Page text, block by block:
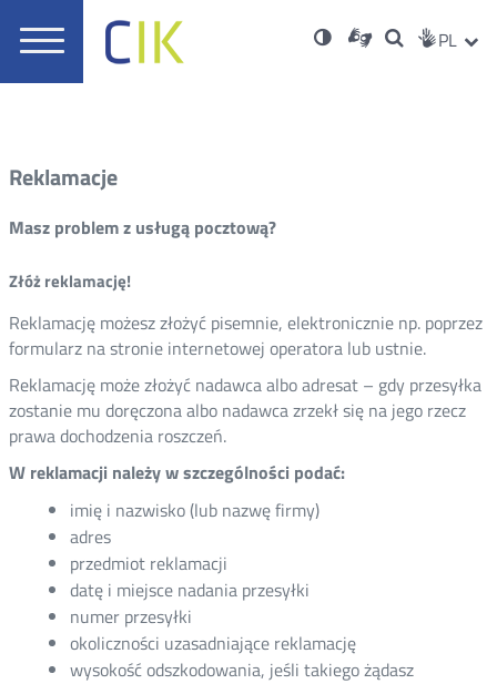
Menu
Wersja
Dla
niesłyszących
Nowa
karta
Otwórz
w
Nowa
karta
Social
PL
Reklamacje
Masz problem z usługą pocztową?
Złóż reklamację!
Reklamację możesz złożyć pisemnie, elektronicznie np. poprzez
formularz na stronie internetowej operatora lub ustnie.
Reklamację może złożyć nadawca albo adresat – gdy przesyłka
zostanie mu doręczona albo nadawca zrzekł się na jego rzecz
prawa dochodzenia roszczeń.
W reklamacji należy w szczególności podać:
imię i nazwisko (lub nazwę firmy)
adres
przedmiot reklamacji
datę i miejsce nadania przesyłki
numer przesyłki
okoliczności uzasadniające reklamację
wysokość odszkodowania, jeśli takiego żądasz